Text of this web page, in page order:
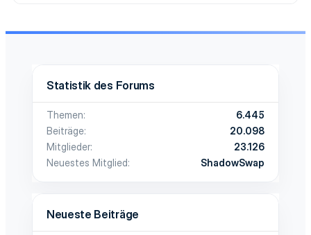
Statistik des Forums
Themen
6.445
Beiträge
20.098
Mitglieder
23.126
Neuestes Mitglied
ShadowSwap
Neueste Beiträge